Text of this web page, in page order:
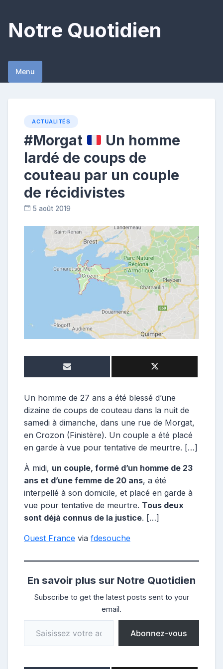
content
Notre Quotidien
Menu
ACTUALITÉS
#Morgat
Un homme
lardé de coups de
couteau par un couple
de récidivistes
5 août 2019
e
p
o
s
t
e
u
Un homme de 27 ans a été blessé d’une
dizaine de coups de couteau dans la nuit de
samedi à dimanche, dans une rue de Morgat,
en Crozon (Finistère). Un couple a été placé
en garde à vue pour tentative de meurtre. […]
À midi, un couple, formé d’un homme de 23
ans et d’une femme de 20 ans, a été
interpellé à son domicile, et placé en garde à
vue pour tentative de meurtre. Tous deux
sont déjà connus de la justice. […]
Ouest France via fdesouche
En savoir plus sur Notre Quotidien
Subscribe to get the latest posts sent to your
email.
Saisissez votre adresse e-mail…
Abonnez-vous